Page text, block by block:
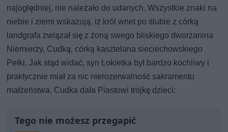
najoględniej, nie należało do udanych. Wszystkie znaki na
niebie i ziemi wskazują, iż król wnet po ślubie z córką
landgrafa związał się z żoną swego bliskiego dworzanina
Niemierzy, Cudką, córką kasztelana sieciechowskiego
Pełki. Jak stąd widać, syn Łokietka był bardzo kochliwy i
praktycznie miał za nic nierozerwalność sakramentu
małżeństwa. Cudka dała Piastowi trójkę dzieci:
Tego nie możesz przegapić